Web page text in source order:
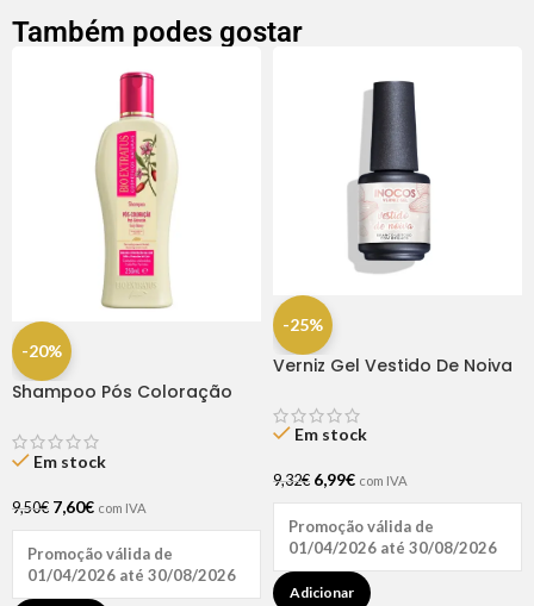
Também podes gostar
-20%
Shampoo Pós Coloração
Em stock
9,50€ 7,60€ com IVA
Promoção válida de
01/04/2026 até 30/08/2026
-25%
Verniz Gel Vestido De Noiva
Em stock
9,32€ 6,99€ com IVA
Promoção válida de
01/04/2026 até 30/08/2026
Adicionar